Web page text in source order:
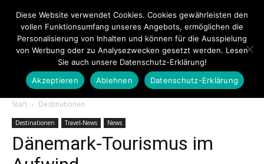
Touristiknews.de
|
Start Destinationen
Destinationen Travel-News News
Dänemark-Tourismus im
Diese Website verwendet Cookies. Cookies gewährleisten den
vollen Funktionsumfang unseres Angebots, ermöglichen die
Personalisierung von Inhalten und können für die Ausspielung
von Werbung oder zu Analysezwecken gesetzt werden. Lesen
Sie auch unsere Datenschutz-Erklärung!
Akzeptieren
Ablehnen Datenschutz-Erklärung